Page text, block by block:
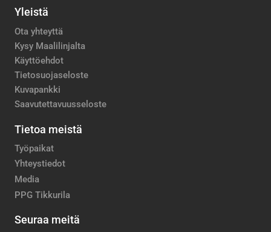
Yleistä
Ota yhteyttä
Kysy Maalilinjalta
Käyttöehdot
Tietosuojaseloste
Kuvapankki
Saavutettavuusseloste
Tietoa meistä
Työpaikat
Yhteystiedot
Media
PPG Tikkurila
Seuraa meitä